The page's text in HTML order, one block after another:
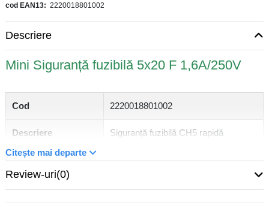
cod EAN13
2220018801002
Descriere
Mini Siguranță fuzibilă 5x20 F 1,6A/250V
Cod 2220018801002
Descriere Siguranță fuzibilă CH5 rapidă
Curent nominal 1,6 A
Citește mai departe
Review-uri(0)